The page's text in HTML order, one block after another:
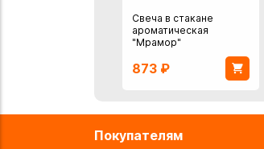
Свеча в стакане
ароматическая
"Мрамор"
873 ₽
Покупателям